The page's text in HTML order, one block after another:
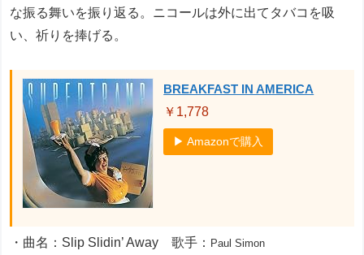
な振る舞いを振り返る。ニコールは外に出てタバコを吸
い、祈りを捧げる。
BREAKFAST IN AMERICA
￥1,778
▶ Amazonで購入
・曲名：Slip Slidin’ Away 歌手： Paul Simon